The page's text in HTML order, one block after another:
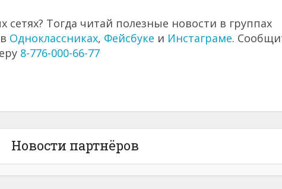
Тогда читай полезные новости в группах
Одноклассниках, Фейсбуке и Инстаграме.
8-776-000-66-77
Новости партнёров